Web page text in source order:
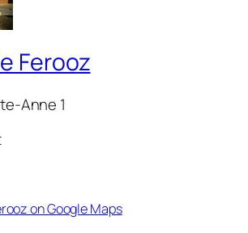
Ferooz
Anne 1
on Google Maps